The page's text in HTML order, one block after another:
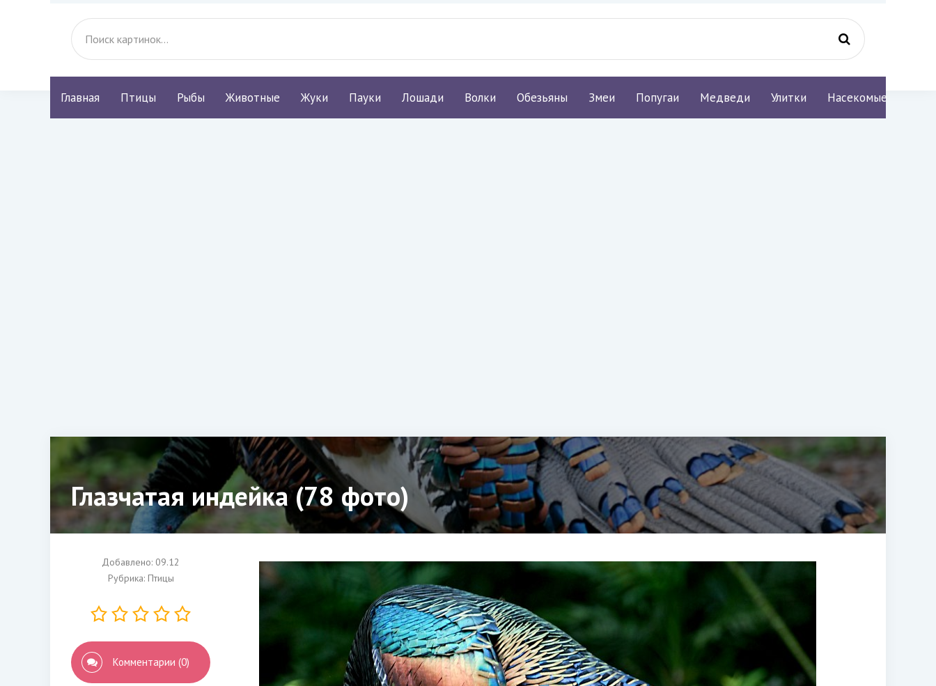
Главная Птицы Рыбы Животные Жуки Пауки Лошади Волки Обезьяны Змеи Попугаи Медведи Улитки Насекомые
Глазчатая индейка (78 фото)
Добавлено: 09.12
Рубрика: Птицы
Комментарии (0)